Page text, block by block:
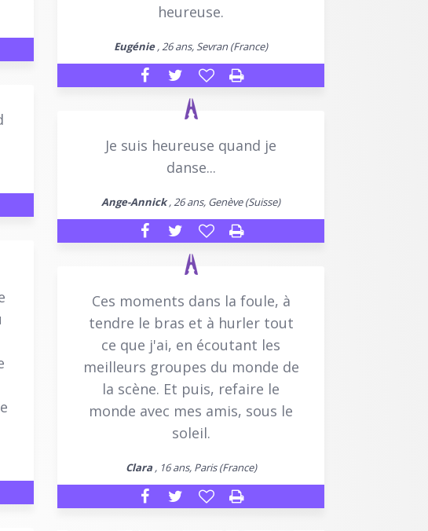
heureuse.
Eugénie, 26 ans, Sevran (France)
Je suis heureuse quand je
danse...
Ange-Annick, 26 ans, Genève (Suisse)
Ces moments dans la foule, à
tendre le bras et à hurler tout
ce que j'ai, en écoutant les
meilleurs groupes du monde de
la scène. Et puis, refaire le
monde avec mes amis, sous le
soleil.
Clara, 16 ans, Paris (France)